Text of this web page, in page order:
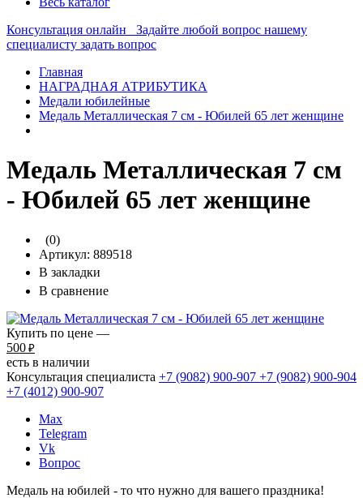
Консультация онлайн
Задайте любой вопрос нашему
специалисту задать вопрос
Главная
НАГРАДНАЯ АТРИБУТИКА
Медали юбилейные
Медаль Металлическая 7 см - Юбилей 65 лет женщине
Медаль Металлическая 7 см
- Юбилей 65 лет женщине
(0)
Артикул: 889518
В закладки
В сравнение
Купить по цене —
500 ₽
есть в наличии
Консультация специалиста +7 (9082) 900-907 +7 (9082) 900-904
+7 (4012) 900-907
Max
Telegram
Vk
Вопрос
Медаль на юбилей - то что нужно для вашего праздника!